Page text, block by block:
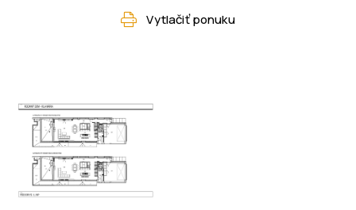
Vytlačiť ponuku